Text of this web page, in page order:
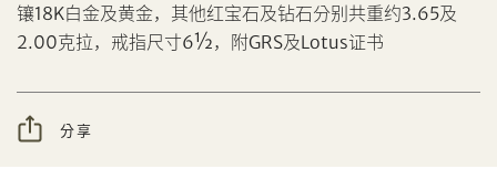
忘记密码?客户服务部
设定您的最高竞投价
镶18K白金及黄金，其他红宝石及钻石分别共重约3.65及
2.00克拉，戒指尺寸6½，附GRS及Lotus证书
分享